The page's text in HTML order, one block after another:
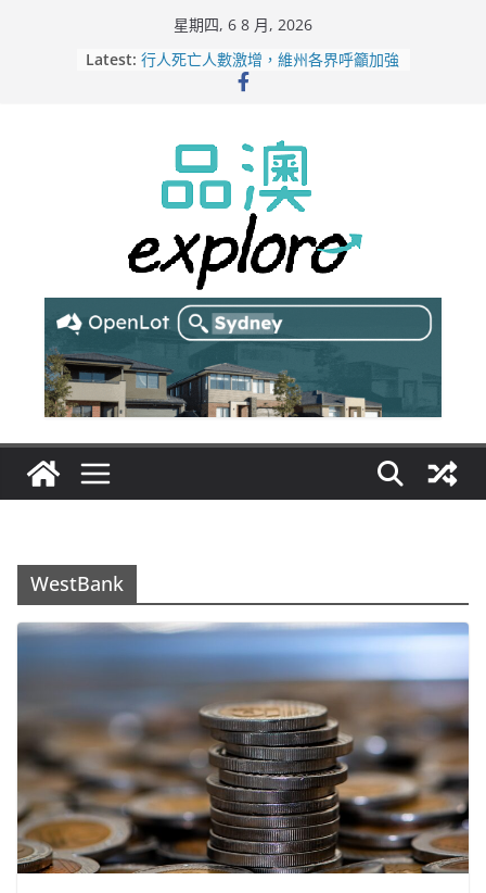
星期四, 6 8 月, 2026
Latest: 行人死亡人數激增，維州各界呼籲加強
美商二手巨頭進駐吉朗，在地慈善小店
憂生存空間遭擠壓
電動車電池爭端隱憂浮現！經銷商警告
澳洲恐迎訴訟浪潮
拒絕白工！ Aldi涉強迫無薪加班 掏
5500萬澳元和解
WestBank